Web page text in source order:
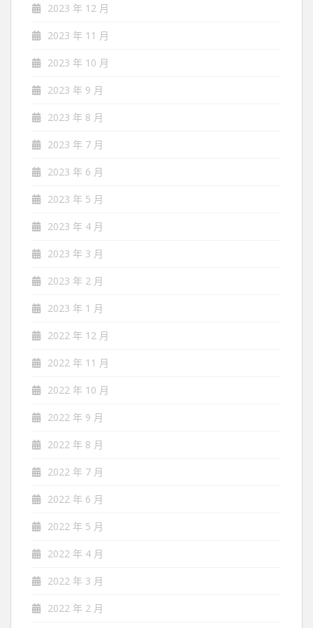
2023 年 12 月
2023 年 11 月
2023 年 10 月
2023 年 9 月
2023 年 8 月
2023 年 7 月
2023 年 6 月
2023 年 5 月
2023 年 4 月
2023 年 3 月
2023 年 2 月
2023 年 1 月
2022 年 12 月
2022 年 11 月
2022 年 10 月
2022 年 9 月
2022 年 8 月
2022 年 7 月
2022 年 6 月
2022 年 5 月
2022 年 4 月
2022 年 3 月
2022 年 2 月